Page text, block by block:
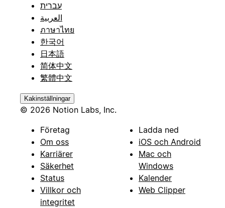
עברית
العربية
ภาษาไทย
한국어
日本語
简体中文
繁體中文
Kakinställningar
© 2026 Notion Labs, Inc.
Företag
Om oss
Karriärer
Säkerhet
Status
Villkor och
integritet
Ladda ned
iOS och Android
Mac och
Windows
Kalender
Web Clipper